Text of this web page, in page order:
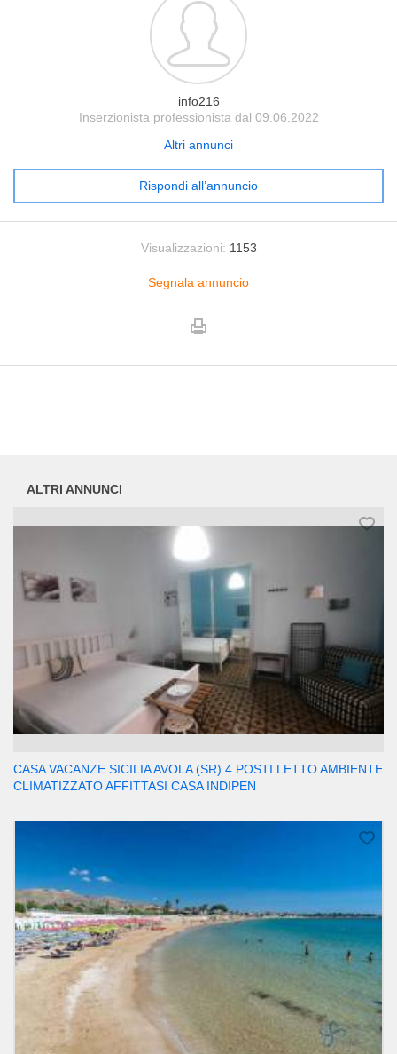
info216
Inserzionista professionista dal 09.06.2022
Altri annunci
Rispondi all’annuncio
Visualizzazioni: 1153
Segnala annuncio
ALTRI ANNUNCI
CASA VACANZE SICILIA AVOLA (SR) 4 POSTI LETTO AMBIENTE
CLIMATIZZATO AFFITTASI CASA INDIPEN